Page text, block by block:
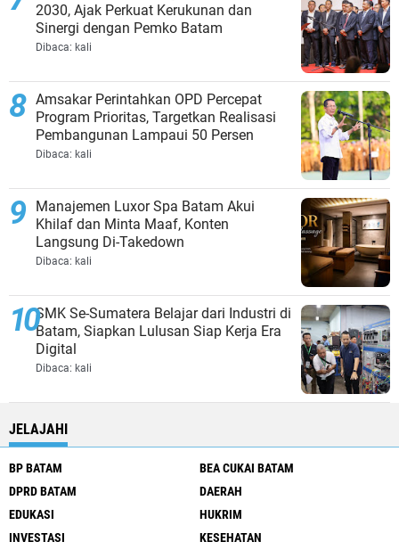
2030, Ajak Perkuat Kerukunan dan
Sinergi dengan Pemko Batam
Dibaca: kali
Amsakar Perintahkan OPD Percepat
Program Prioritas, Targetkan Realisasi
Pembangunan Lampaui 50 Persen
Dibaca: kali
Manajemen Luxor Spa Batam Akui
Khilaf dan Minta Maaf, Konten
Langsung Di-Takedown
Dibaca: kali
SMK Se-Sumatera Belajar dari Industri di
Batam, Siapkan Lulusan Siap Kerja Era
Digital
Dibaca: kali
JELAJAHI
BP BATAM
BEA CUKAI BATAM
DPRD BATAM
DAERAH
EDUKASI
HUKRIM
INVESTASI
KESEHATAN